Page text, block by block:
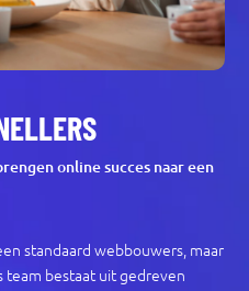
online succes naar een
standaard webbouwers, maar
team bestaat uit gedreven